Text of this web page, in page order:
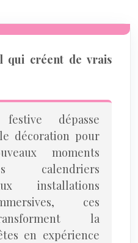
qui créent de vrais
dépasse
décoration pour
moments
calendriers
installations
ces
la
en expérience